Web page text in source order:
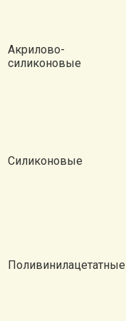
Акрилово-
силиконовые
Силиконовые
Поливинилацетатные